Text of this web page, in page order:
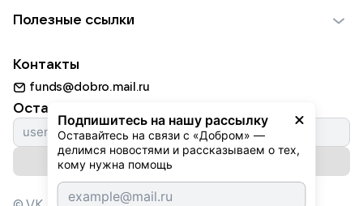
Подпишитесь на нашу рассылку
Оставайтесь на связи с «Добром» —
делимся новостями и рассказываем о тех,
кому нужна помощь
Использование материалов
Для НКО
Партнерам
Пожилым
Животным
Природе
Культуре
Фондам
Полезные ссылки
Добрый день
Истории
Автоплатежи
Контакты
funds@dobro.mail.ru
Оставайтесь с нами
Подписаться на рассылку